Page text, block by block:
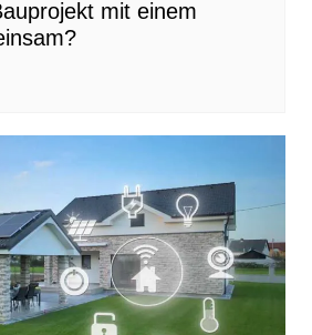
mit einem